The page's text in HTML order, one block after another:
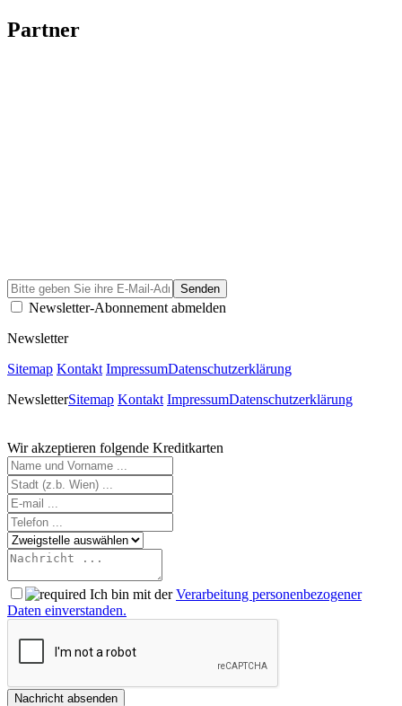
Partner
Newsletter-Abonnement abmelden
Newsletter
Sitemap Kontakt ImpressumDatenschutzerklärung
NewsletterSitemap Kontakt ImpressumDatenschutzerklärung
Wir akzeptieren folgende Kreditkarten
Ich bin mit derVerarbeitung personenbezogener
Daten einverstanden.